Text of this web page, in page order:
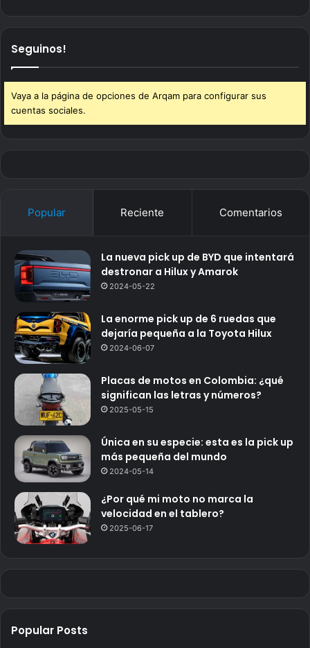
Seguinos!
Vaya a la página de opciones de Arqam para configurar sus
cuentas sociales.
Popular Reciente Comentarios
La nueva pick up de BYD que intentará
destronar a Hilux y Amarok
2024-05-22
La enorme pick up de 6 ruedas que
dejaría pequeña a la Toyota Hilux
2024-06-07
Placas de motos en Colombia: ¿qué
significan las letras y números?
2025-05-15
Única en su especie: esta es la pick up
más pequeña del mundo
2024-05-14
¿Por qué mi moto no marca la
velocidad en el tablero?
2025-06-17
Popular Posts